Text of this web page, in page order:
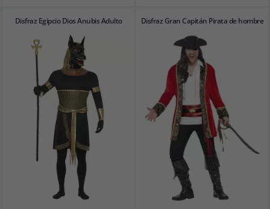
Disfraz Egipcio Dios Anubis Adulto Disfraz Gran Capitán Pirata de hombre